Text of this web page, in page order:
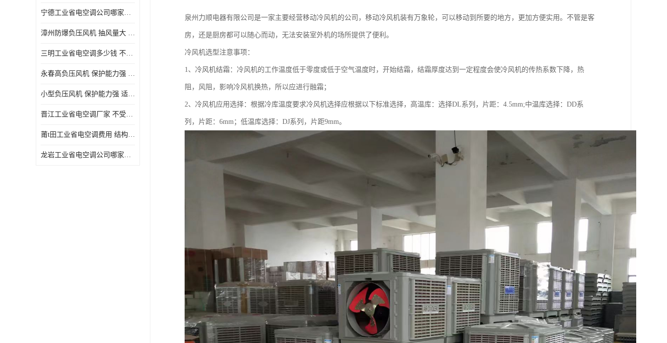
宁德工业省电空调公司哪家好 适度较高 结构紧凑 美观
漳州防爆负压风机 抽风量大 通风降温效果好
三明工业省电空调多少钱 不受管长限制 保持空气湿润
永春高负压风机 保护能力强 体积大 风道大
小型负压风机 保护能力强 适用面积广
晋江工业省电空调厂家 不受管长限制 节省占用空间
莆t田工业省电空调费用 结构紧凑 美观 能耗低 噪音小
龙岩工业省电空调公司哪家好 适应性强 维护简单
泉州力顺电器有限公司是一家主要经营移动冷风机的公司，移动冷风机装有万象轮，可以移动到所要的地方，更加方便实用。不管是客
房，还是厨房都可以随心而动，无法安装室外机的场所提供了便利。
冷风机选型注意事项：
1、冷风机结霜：冷风机的工作温度低于零度或低于空气温度时，开始结霜，结霜厚度达到一定程度会使冷风机的传热系数下降，热
阻，风阻，影响冷风机换热，所以应进行融霜；
2、冷风机应用选择：根据冷库温度要求冷风机选择应根据以下标准选择，高温库：选择DL系列，片距：4.5mm;中温库选择：DD系
列，片距：6mm；低温库选择：DJ系列，片距9mm。